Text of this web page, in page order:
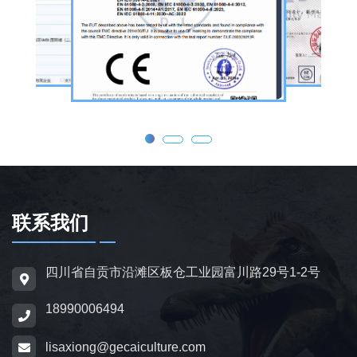
公司核心业务为仿真恐龙制作，产品线涵盖静
态展示、动态互动、游乐体验三类。其中，机
器恐龙结合机械传动、智能控制技术，可实现
眨眼、张嘴吼叫、摆尾、行走、呼吸起伏等动
态效果，皮肤采用环保硅胶材质，还原史前恐
大型雕塑，覆盖霸王龙、三角龙、剑龙、长颈
龙、翼龙等常见品类，同时支持恐龙化石骨架
场景摆放。
为适配亲子游乐场景，公司推出恐龙电动车与
防滑车轮、限速装置及安全扶手，适用于乐
联系我们
四川省自贡市沿滩区板仓工业园富川路29号1-2号
18990006494
lisaxiong@gecaiculture.com